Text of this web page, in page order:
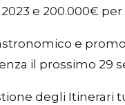
e 200.000€
e
il prossimo 29
degli